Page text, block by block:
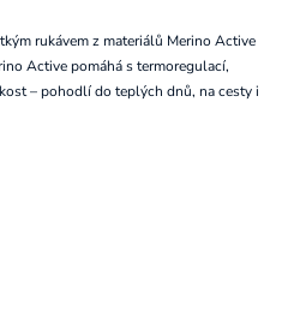
rukávem z materiálů Merino Active
Active pomáhá s termoregulací,
– pohodlí do teplých dnů, na cesty i